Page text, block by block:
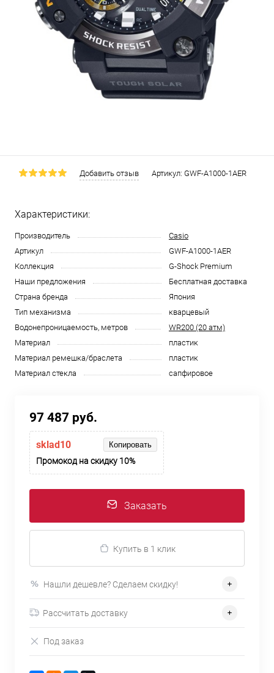
Добавить отзыв Артикул: GWF-A1000-1AER
Характеристики:
Производитель
Casio
Артикул
GWF-A1000-1AER
Коллекция
G-Shock Premium
Наши предложения
Бесплатная доставка
Страна бренда
Япония
Тип механизма
кварцевый
Водонепроницаемость, метров
WR200 (20 атм)
Материал
пластик
Материал ремешка/браслета
пластик
Материал стекла
сапфировое
97 487 руб.
sklad10 Копировать
Промокод на скидку 10%
Заказать
Купить в 1 клик
Нашли дешевле? Сделаем скидку!
Рассчитать доставку
Под заказ